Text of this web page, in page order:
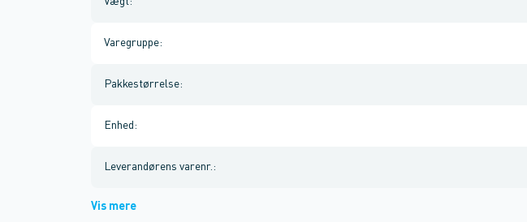
Varegruppe:
Pakkestørrelse:
Enhed :
Leverandørens varenr. :
Vis mere